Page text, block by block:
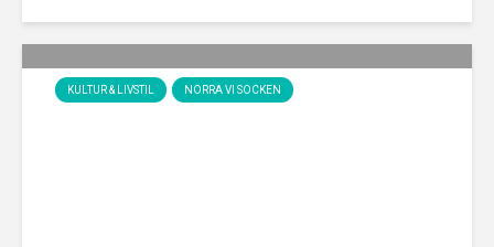
KULTUR & LIVSTIL NORRA VI SOCKEN